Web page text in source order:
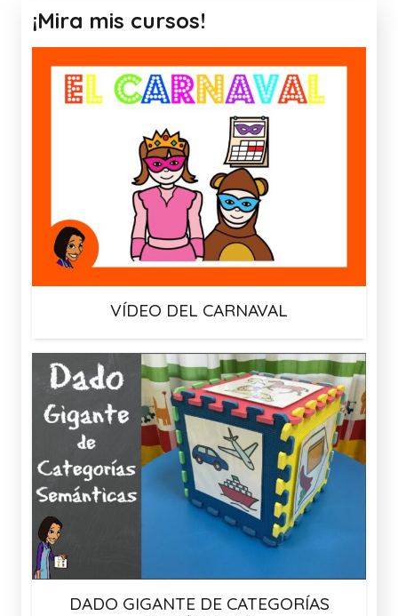
¡Mira mis cursos!
VÍDEO DEL CARNAVAL
DADO GIGANTE DE CATEGORÍAS